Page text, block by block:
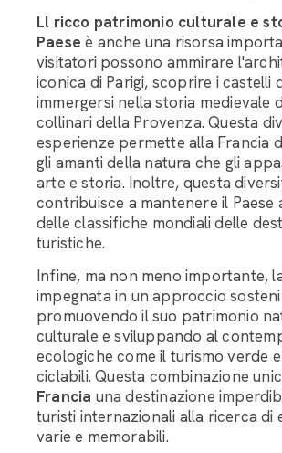
Ll ricco patrimonio culturale e
Paese è anche una risorsa
visitatori possono ammirare
iconica di Parigi, scoprire i castelli
immergersi nella storia medievale
collinari della Provenza. Questa
esperienze permette alla Francia
gli amanti della natura che gli
arte e storia. Inoltre, questa
contribuisce a mantenere il Paese
delle classifiche mondiali delle
turistiche.
Infine, ma non meno importante,
impegnata in un approccio
promuovendo il suo patrimonio
culturale e sviluppando al
ecologiche come il turismo verde
ciclabili. Questa combinazione
Francia una destinazione
turisti internazionali alla ricerca di
varie e memorabili.